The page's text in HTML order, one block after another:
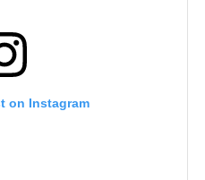
on Instagram